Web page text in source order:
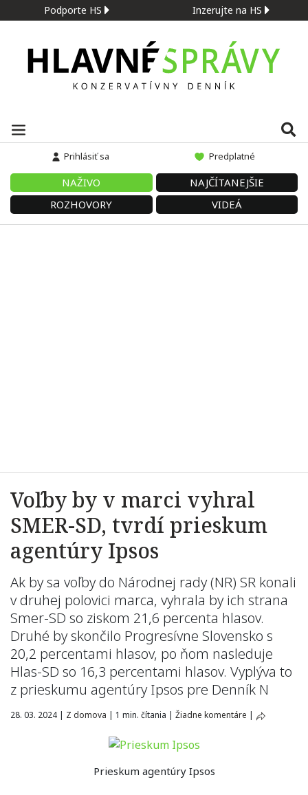
Podporte HS Inzerujte na HS
Prihlásiť sa Predplatné
NAŽIVO
NAJČÍTANEJŠIE
ROZHOVORY
VIDEÁ
Voľby by v marci vyhral
SMER-SD, tvrdí prieskum
agentúry Ipsos
Ak by sa voľby do Národnej rady (NR) SR konali
v druhej polovici marca, vyhrala by ich strana
Smer-SD so ziskom 21,6 percenta hlasov.
Druhé by skončilo Progresívne Slovensko s
20,2 percentami hlasov, po ňom nasleduje
Hlas-SD so 16,3 percentami hlasov. Vyplýva to
z prieskumu agentúry Ipsos pre Denník N
28. 03. 2024 | Z domova | 1 min. čítania | Žiadne komentáre |
Prieskum agentúry Ipsos